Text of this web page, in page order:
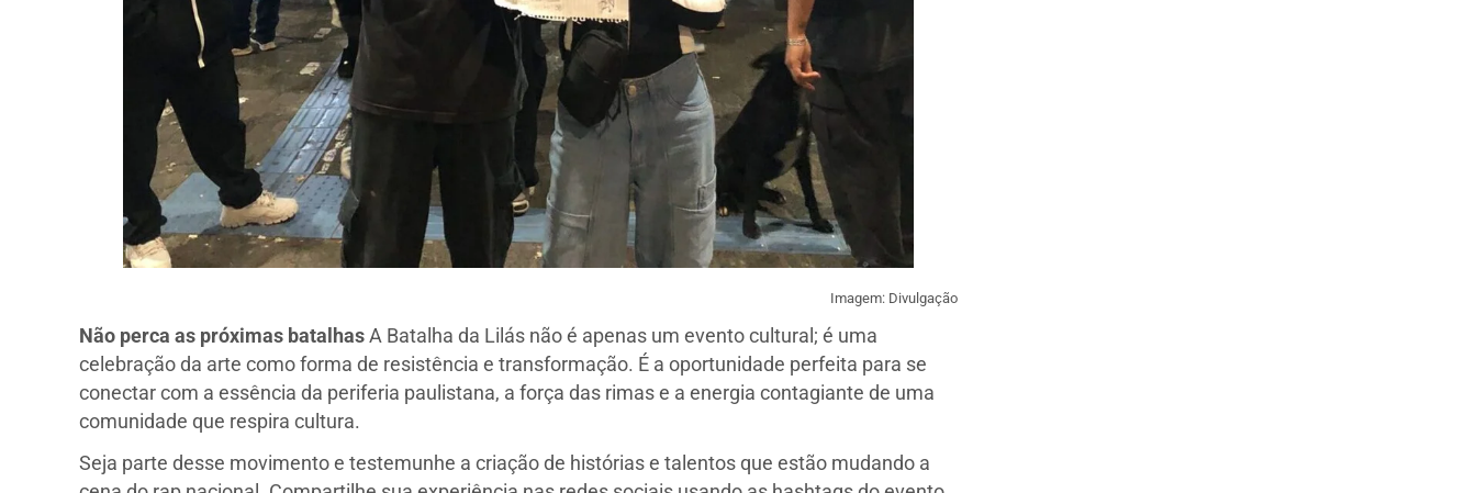
Imagem: Divulgação
Não perca as próximas batalhas A Batalha da Lilás não é apenas um evento cultural; é uma
celebração da arte como forma de resistência e transformação. É a oportunidade perfeita para se
conectar com a essência da periferia paulistana, a força das rimas e a energia contagiante de uma
comunidade que respira cultura.
Seja parte desse movimento e testemunhe a criação de histórias e talentos que estão mudando a